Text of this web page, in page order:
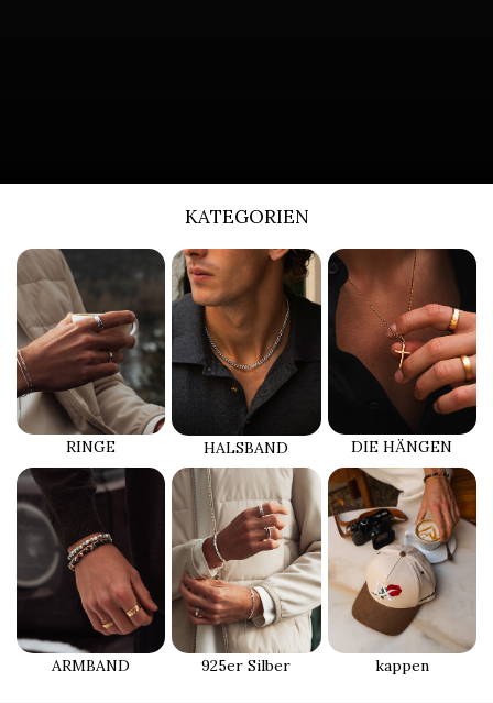
KATEGORIEN
RINGE HALSBAND DIE HÄNGEN
ARMBAND 925er Silber kappen